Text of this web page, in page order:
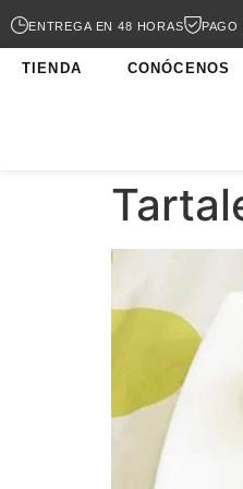
ENTREGA EN 48 HORAS PAGO
TIENDA CONÓCENOS